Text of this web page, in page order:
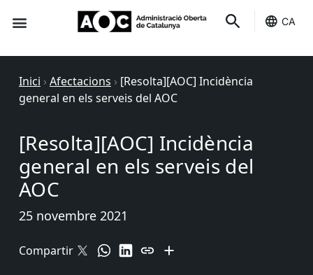
CA
Inici › Afectacions › [Resolta][AOC] Incidència
general en els serveis del AOC
[Resolta][AOC] Incidència
general en els serveis del
AOC
25 novembre 2021
Compartir